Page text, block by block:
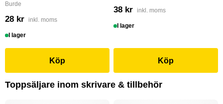
Burde
28 kr inkl. moms
I lager
Köp
38 kr inkl. moms
I lager
Köp
Toppsäljare inom skrivare & tillbehör